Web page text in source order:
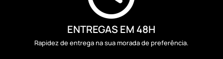
ENTREGAS EM 48H
Rapidez de entrega na sua morada de preferência.